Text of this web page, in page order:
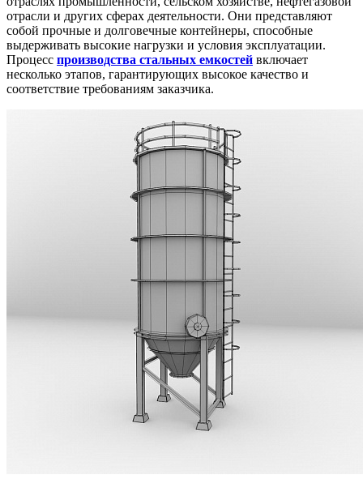
отрасли и других сферах деятельности. Они представляют
собой прочные и долговечные контейнеры, способные
выдерживать высокие нагрузки и условия эксплуатации.
Процесс производства стальных емкостей включает
несколько этапов, гарантирующих высокое качество и
соответствие требованиям заказчика.